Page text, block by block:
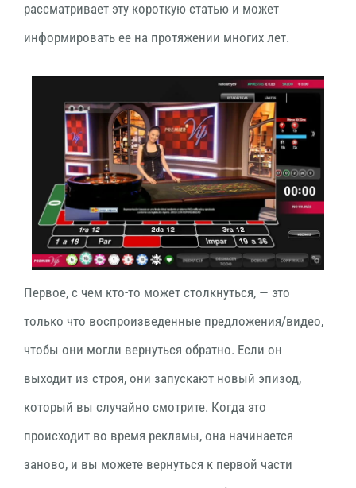
рассматривает эту короткую статью и может
информировать ее на протяжении многих лет.
Первое, с чем кто-то может столкнуться, — это
только что воспроизведенные предложения/видео,
чтобы они могли вернуться обратно. Если он
выходит из строя, они запускают новый эпизод,
который вы случайно смотрите. Когда это
происходит во время рекламы, она начинается
заново, и вы можете вернуться к первой части